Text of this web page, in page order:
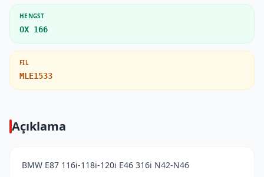
HENGST
OX 166
FIL
MLE1533
Açıklama
BMW E87 116i-118i-120i E46 316i N42-N46